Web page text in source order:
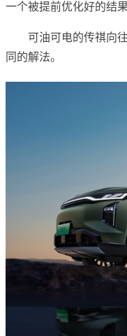
一个被提前优化好的结果
可油可电的传祺向
同的解法。